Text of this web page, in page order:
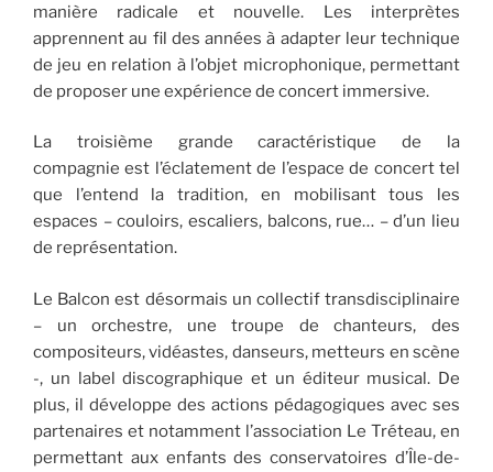
manière radicale et nouvelle. Les interprètes
apprennent au fil des années à adapter leur technique
de jeu en relation à l’objet microphonique, permettant
de proposer une expérience de concert immersive.
La troisième grande caractéristique de la
compagnie est l’éclatement de l’espace de concert tel
que l’entend la tradition, en mobilisant tous les
espaces – couloirs, escaliers, balcons, rue… – d’un lieu
de représentation.
Le Balcon est désormais un collectif transdisciplinaire
– un orchestre, une troupe de chanteurs, des
compositeurs, vidéastes, danseurs, metteurs en scène
-, un label discographique et un éditeur musical. De
plus, il développe des actions pédagogiques avec ses
partenaires et notamment l’association Le Tréteau, en
permettant aux enfants des conservatoires d’Île-de-